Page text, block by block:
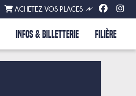
ACHETEZ VOS PLACES
INFOS & BILLETTERIE FILIÈRE